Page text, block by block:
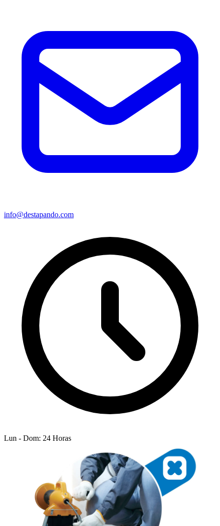
info@destapando.com
Lun - Dom: 24 Horas